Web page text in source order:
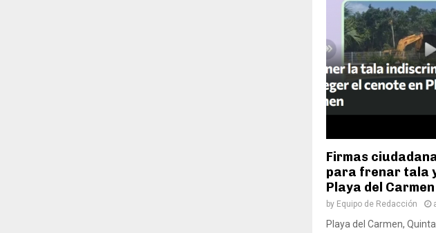
Firmas
para frenar tala
Playa del Carmen
by Equipo de Redacción
Playa del Carmen,